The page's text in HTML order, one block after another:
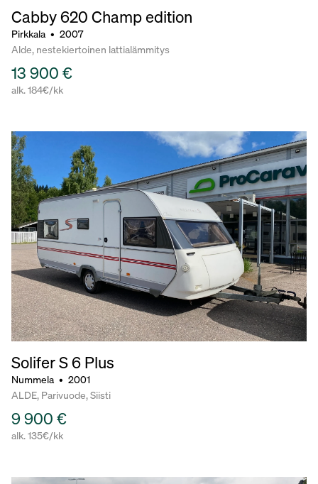
Cabby 620 Champ edition
Pirkkala • 2007
Alde, nestekiertoinen lattialämmitys
13 900 €
alk. 184€/kk
Solifer S 6 Plus
Nummela • 2001
ALDE, Parivuode, Siisti
9 900 €
alk. 135€/kk